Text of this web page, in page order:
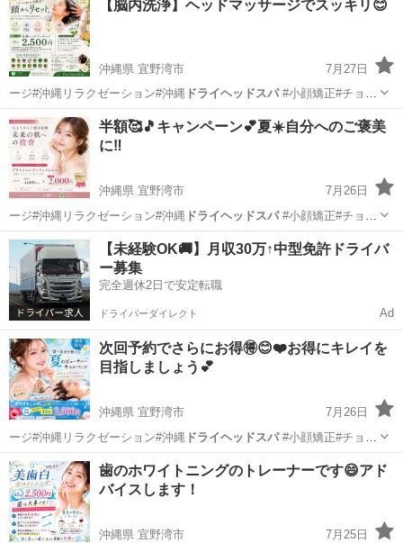
【脳内洗浄】ヘッドマッサージでスッキリ😊
沖縄県 宜野湾市
7月27日
ージ#沖縄リラクゼーション#沖縄ドライヘッドスパ#小顔矯正#チョイ
サロンキング…
沖縄 宜野湾市 その他
半額🥰🎵キャンペーン💕夏☀️自分へのご褒美
に‼️
沖縄県 宜野湾市
7月26日
ージ#沖縄リラクゼーション#沖縄 ドライヘッドスパ#小顔矯正#チョイ
サロンキング…
沖縄 宜野湾市 その他 小顔
【未経験OK🚚】月収30万↑中型免許ドライバ
ー募集
完全週休2日で安定転職
ドライバーダイレクト Ad
次回予約でさらにお得🉐😊❤️お得にキレイを
目指しましょう💕
沖縄県 宜野湾市
7月26日
ージ#沖縄リラクゼーション#沖縄 ドライヘッドスパ#小顔矯正#チョイ
サロンキング…
沖縄 宜野湾市 その他 サロン
歯のホワイトニングのトレーナーです😄アド
バイスします！
沖縄県 宜野湾市
7月25日